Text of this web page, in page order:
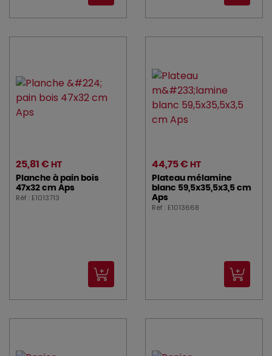
25,81 € HT
Planche à pain bois
47x32 cm Aps
Réf : E1013713
44,75 € HT
Plateau mélamine
blanc 59,5x35,5x3,5 cm
Aps
Réf : E1013668